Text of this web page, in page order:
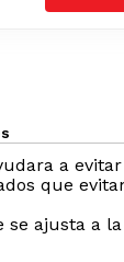
a
que
ajusta a la